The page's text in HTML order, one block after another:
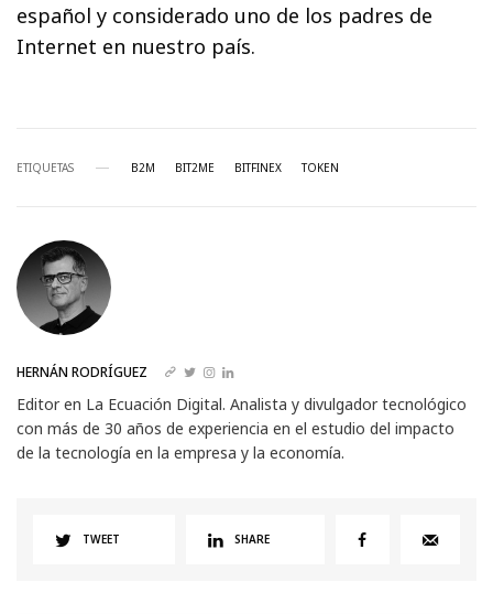
español y considerado uno de los padres de
Internet en nuestro país.
ETIQUETAS B2M BIT2ME BITFINEX TOKEN
HERNÁN RODRÍGUEZ
Editor en La Ecuación Digital. Analista y divulgador tecnológico
con más de 30 años de experiencia en el estudio del impacto
de la tecnología en la empresa y la economía.
TWEET SHARE